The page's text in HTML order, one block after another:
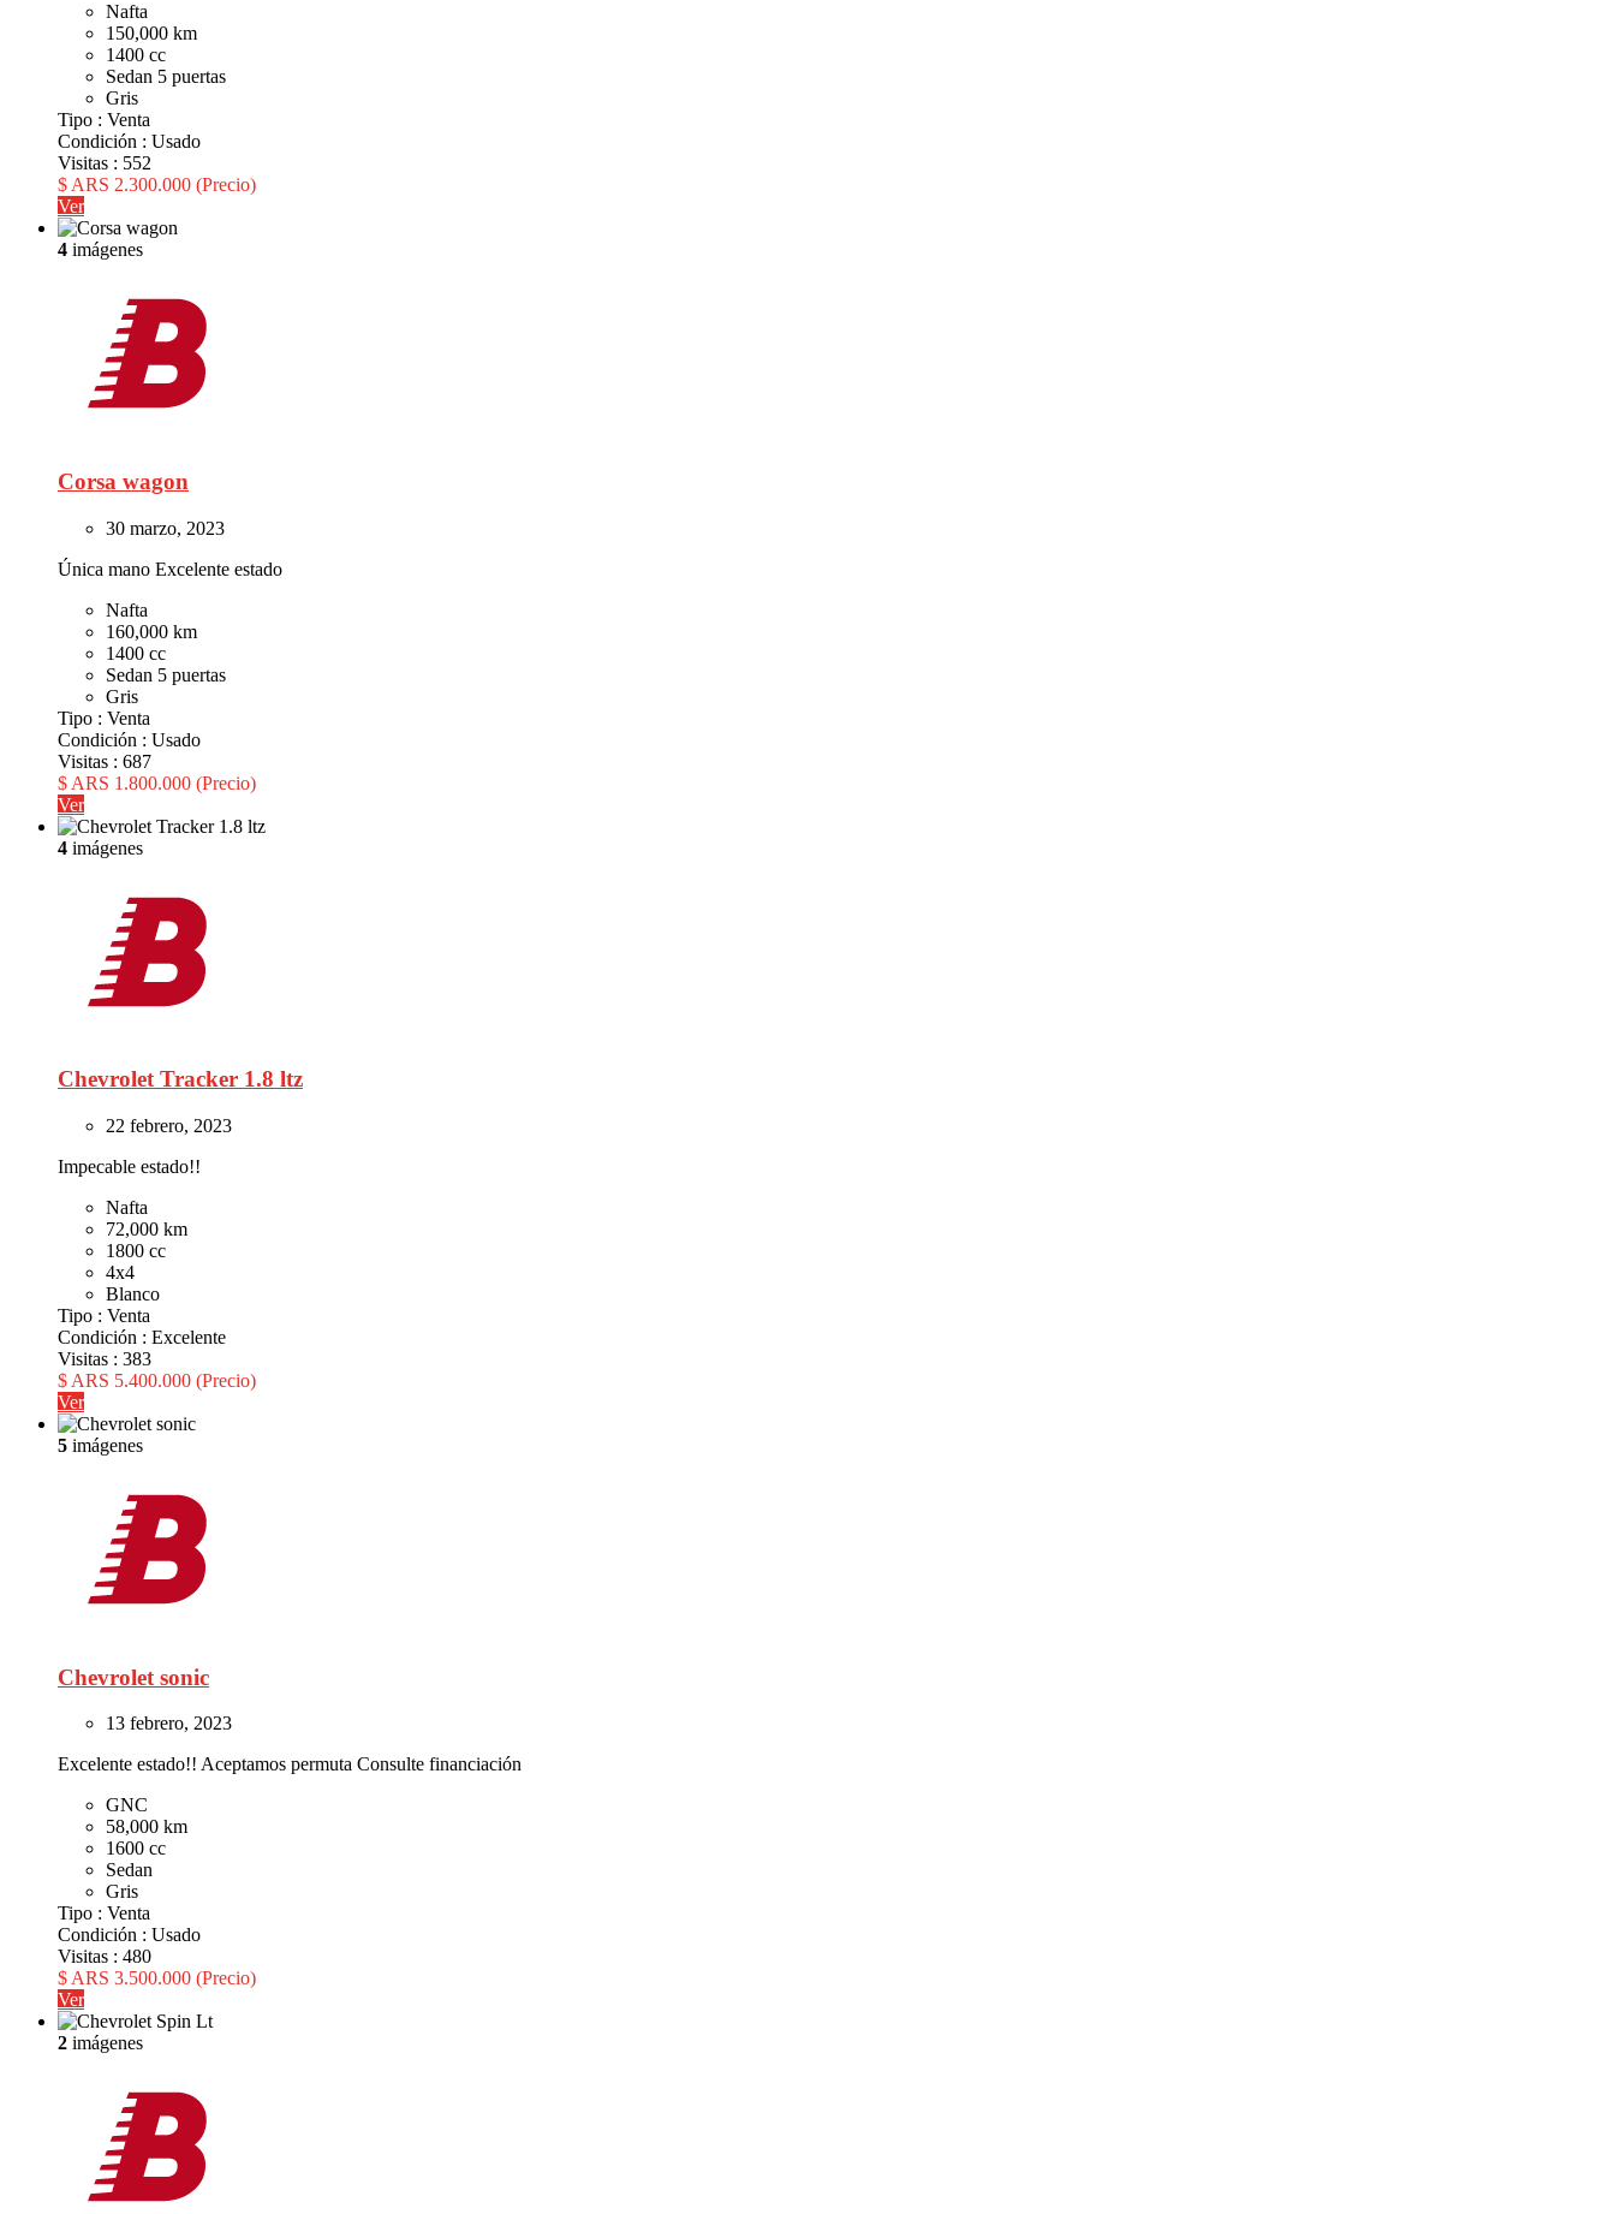
Nafta
150,000 km
1400 cc
Sedan 5 puertas
Gris
Tipo : Venta
Condición : Usado
Visitas : 552
$ ARS 2.300.000 (Precio)
Ver
4 imágenes
Corsa wagon
30 marzo, 2023
Única mano Excelente estado
Nafta
160,000 km
1400 cc
Sedan 5 puertas
Gris
Tipo : Venta
Condición : Usado
Visitas : 687
$ ARS 1.800.000 (Precio)
Ver
4 imágenes
Chevrolet Tracker 1.8 ltz
22 febrero, 2023
Impecable estado!!
Nafta
72,000 km
1800 cc
4x4
Blanco
Tipo : Venta
Condición : Excelente
Visitas : 383
$ ARS 5.400.000 (Precio)
Ver
5 imágenes
Chevrolet sonic
13 febrero, 2023
Excelente estado!! Aceptamos permuta Consulte financiación
GNC
58,000 km
1600 cc
Sedan
Gris
Tipo : Venta
Condición : Usado
Visitas : 480
$ ARS 3.500.000 (Precio)
Ver
2 imágenes